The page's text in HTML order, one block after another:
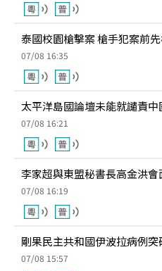
泰國校園槍擊案 槍手犯案前
07/08 16:35
太平洋島國論壇未能就譴責
07/08 16:21
李家超與東盟秘書長高金洪會
07/08 16:19
剛果民主共和國伊波拉病例
07/08 15:57